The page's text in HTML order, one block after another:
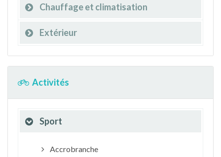
Chauffage et climatisation
Extérieur
Activités
Sport
Accrobranche